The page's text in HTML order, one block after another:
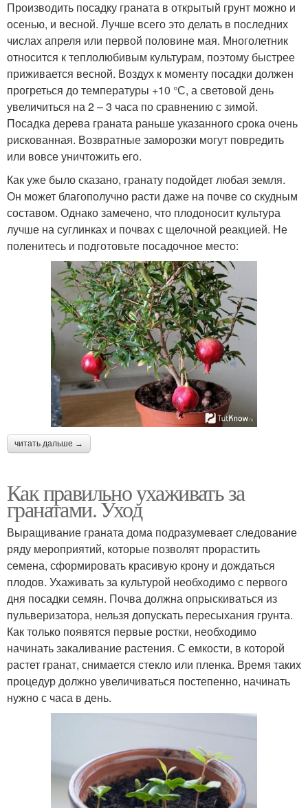
Производить посадку граната в открытый грунт можно и
осенью, и весной. Лучше всего это делать в последних
числах апреля или первой половине мая. Многолетник
относится к теплолюбивым культурам, поэтому быстрее
приживается весной. Воздух к моменту посадки должен
прогреться до температуры +10 °С, а световой день
увеличиться на 2 – 3 часа по сравнению с зимой.
Посадка дерева граната раньше указанного срока очень
рискованная. Возвратные заморозки могут повредить
или вовсе уничтожить его.
Как уже было сказано, гранату подойдет любая земля.
Он может благополучно расти даже на почве со скудным
составом. Однако замечено, что плодоносит культура
лучше на суглинках и почвах с щелочной реакцией. Не
поленитесь и подготовьте посадочное место:
читать дальше →
Как правильно ухаживать за
гранатами. Уход
Выращивание граната дома подразумевает следование
ряду мероприятий, которые позволят прорастить
семена, сформировать красивую крону и дождаться
плодов. Ухаживать за культурой необходимо с первого
дня посадки семян. Почва должна опрыскиваться из
пульверизатора, нельзя допускать пересыхания грунта.
Как только появятся первые ростки, необходимо
начинать закаливание растения. С емкости, в которой
растет гранат, снимается стекло или пленка. Время таких
процедур должно увеличиваться постепенно, начинать
нужно с часа в день.